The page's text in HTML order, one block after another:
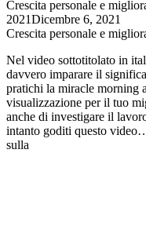
life
|
Ana
Bacallado
–
sottotitoli
in
italiano
Crescita personale e
2021Dicembre 6, 2021
Crescita personale e
Nel video sottotitolato in
davvero imparare il
pratichi la miracle morning
visualizzazione per il tuo
anche di investigare il
intanto goditi questo
sulla